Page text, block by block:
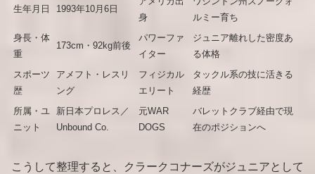
生年月日 1993年10月6日
身
ルミー育ち
身長・体
重
173cm・92kg前後
パワーファ
イター
ジュニア離れした密度あ
る体格
スポーツ
歴
アメフト・レスリ
ング
フィジカル
エリート
タックル系の技に活きる
経歴
所属・ユ
ニット
新日本プロレス／
Unbound Co.
元WAR
DOGS
バレットクラブ経由で現
在のポジションへ
こうして整理すると、クラークコナーズがジュニアとして